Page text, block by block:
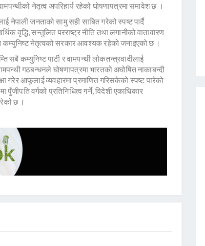
नेतृत्व अपरिहार्य रहेको घोषणापत्रमा समावेश छ ।
नेपाली जनताको सामु सही साबित गरेको स्पष्ट पार्दै
वृद्धि, सन्तुलित परराष्ट्र नीति तथा लगानीको वातावारण
कम्युनिष्ट नेतृत्वको सरकार आवश्यक रहेको जनाइएको छ ।
सबै कम्युनिष्ट पार्टी र वामपन्थी लोकतन्त्रवादीलाई
गठबन्धनले घोषणापत्रमा भारतको अघोषित नाकाबन्दी
गरेर आफूलाई व्यवहारमा प्रमाणित गरिसकेको स्पष्ट पारेको
वर्गको प्रतिनिधित्व गर्ने, विदेशी एकाधिकार
छ ।